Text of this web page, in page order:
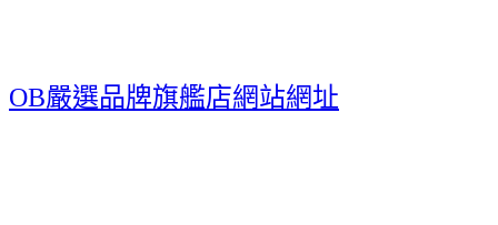
OB嚴選品牌旗艦店網站網址